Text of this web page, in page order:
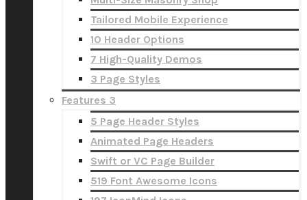
Tailored Mobile Experience
10 Header Options
7 High-Quality Demos
3 Page Styles
Features 3
5 Page Header Styles
Animated Page Headers
Swift or VC Page Builder
519 Font Awesome Icons